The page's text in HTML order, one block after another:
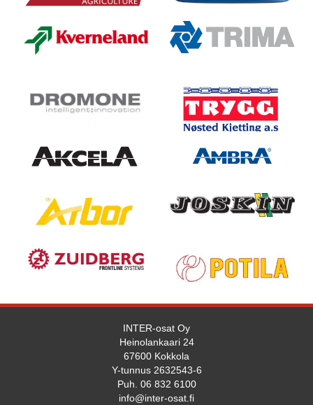
INTER-osat Oy
Heinolankaari 24
67600 Kokkola
Y-tunnus 2632543-6
Puh. 06 832 6100
info@inter-osat.fi